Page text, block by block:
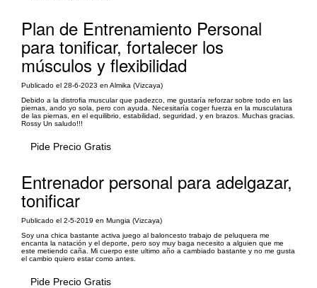
Plan de Entrenamiento Personal
para tonificar, fortalecer los
músculos y flexibilidad
Publicado el 28-6-2023 en Almika (Vizcaya)
Debido a la distrofia muscular que padezco, me gustaría reforzar sobre todo en las
piernas, ando yo sola, pero con ayuda. Necesitaría coger fuerza en la musculatura
de las piernas, en el equilibrio, estabilidad, seguridad, y en brazos. Muchas gracias.
Rossy Un saludo!!!
Pide Precio Gratis
Entrenador personal para adelgazar,
tonificar
Publicado el 2-5-2019 en Mungia (Vizcaya)
Soy una chica bastante activa juego al baloncesto trabajo de peluquera me
encanta la natación y el deporte, pero soy muy baga necesito a alguien que me
este metiendo caña. Mi cuerpo este ultimo año a cambiado bastante y no me gusta
el cambio quiero estar como antes.
Pide Precio Gratis